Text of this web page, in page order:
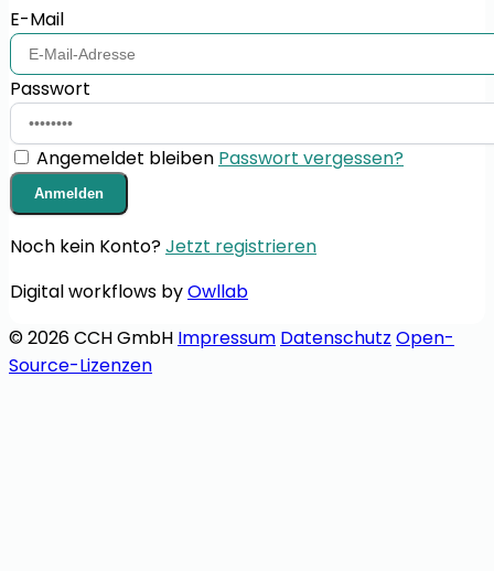
E-Mail
Passwort
Angemeldet bleiben Passwort vergessen?
Anmelden
Noch kein Konto?Jetzt registrieren
Digital workflows byOwllab
© 2026 CCH GmbH Impressum Datenschutz Open-
Source-Lizenzen